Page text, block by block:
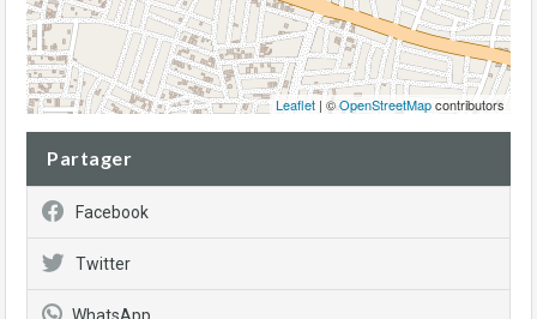
Leaflet | ©OpenStreetMapcontributors
Partager
Facebook
Twitter